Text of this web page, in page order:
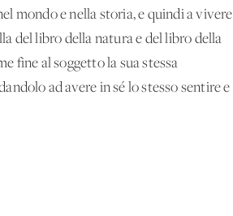
mondo e nella storia, e quindi a vivere
del libro della natura e del libro della
fine al soggetto la sua stessa
ad avere in sé lo stesso sentire e